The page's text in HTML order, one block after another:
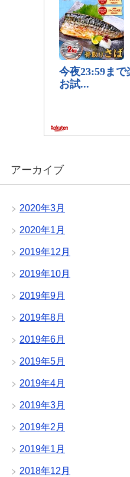
アーカイブ
2020年3月
2020年1月
2019年12月
2019年10月
2019年9月
2019年8月
2019年6月
2019年5月
2019年4月
2019年3月
2019年2月
2019年1月
2018年12月